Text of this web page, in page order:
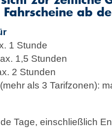
ab
1 Stunde
1,5 Stunden
2 Stunden
als 3 Tarifzonen):
Tage, einschließlich